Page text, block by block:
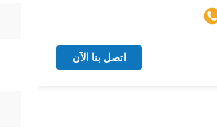
اتصل بنا الآن